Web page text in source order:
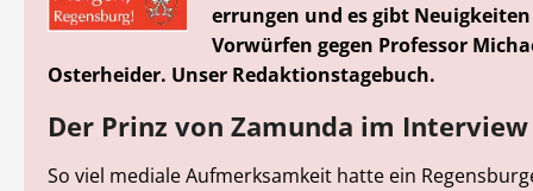
errungen und es gibt
Vorwürfen gegen Professor
Osterheider. Unser Redaktionstagebuch.
Der Prinz von Zamunda im Interview
So viel mediale Aufmerksamkeit hatte ein